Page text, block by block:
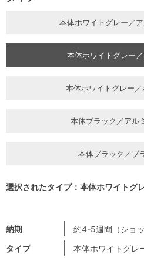
納期
約4-5週間（ショ
タイプ
本体ホワイトグレ
本体ホワイトグレー／
本体ホワイトグレー
本体ホワイトグレー
本体ブラック／アル
本体ブラック／ブ
選択されたタイプ：本体ホワイトグ